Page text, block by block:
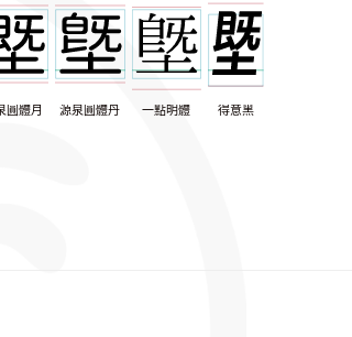
圓體月 源泉圓體丹 一點明體 得意黑